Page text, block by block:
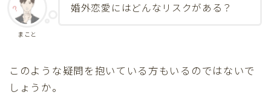
まこと
婚外恋愛にはどんなリスクがある？
このような疑問を抱いている方もいるのではないで
しょうか。